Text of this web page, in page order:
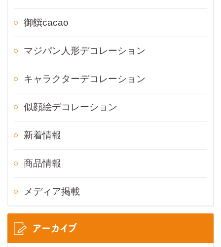
御饌cacao
マジパン人形デコレーション
キャラクターデコレーション
似顔絵デコレーション
新着情報
商品情報
メディア掲載
アーカイブ